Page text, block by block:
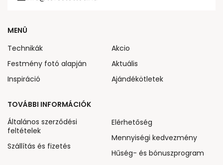
MENÜ
Technikák
Festmény fotó alapján
Inspiráció
Akcio
Aktuális
Ajándékötletek
TOVÁBBI INFORMÁCIÓK
Általános szerződési
feltételek
Szállítás és fizetés
Elérhetőség
Mennyiségi kedvezmény
Hűség- és bónuszprogram